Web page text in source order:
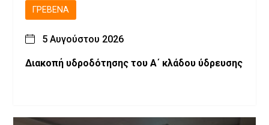
ΓΡΕΒΕΝΆ
5 Αυγούστου 2026
Διακοπή υδροδότησης του Α΄ κλάδου ύδρευσης